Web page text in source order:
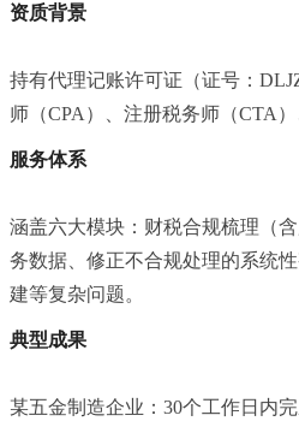
资质背景
持有代理记账许可证（证号：
师（CPA）、注册税务师（CTA
服务体系
涵盖六大模块：财税合规梳理（
务数据、修正不合规处理的系统
建等复杂问题。
典型成果
某五金制造企业：30个工作日内